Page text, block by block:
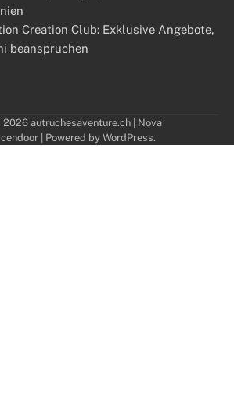
Creation Club: Exklusive Angebote,
beanspruchen
2026autruchesaventure.ch| Nova
| Powered by WordPress.